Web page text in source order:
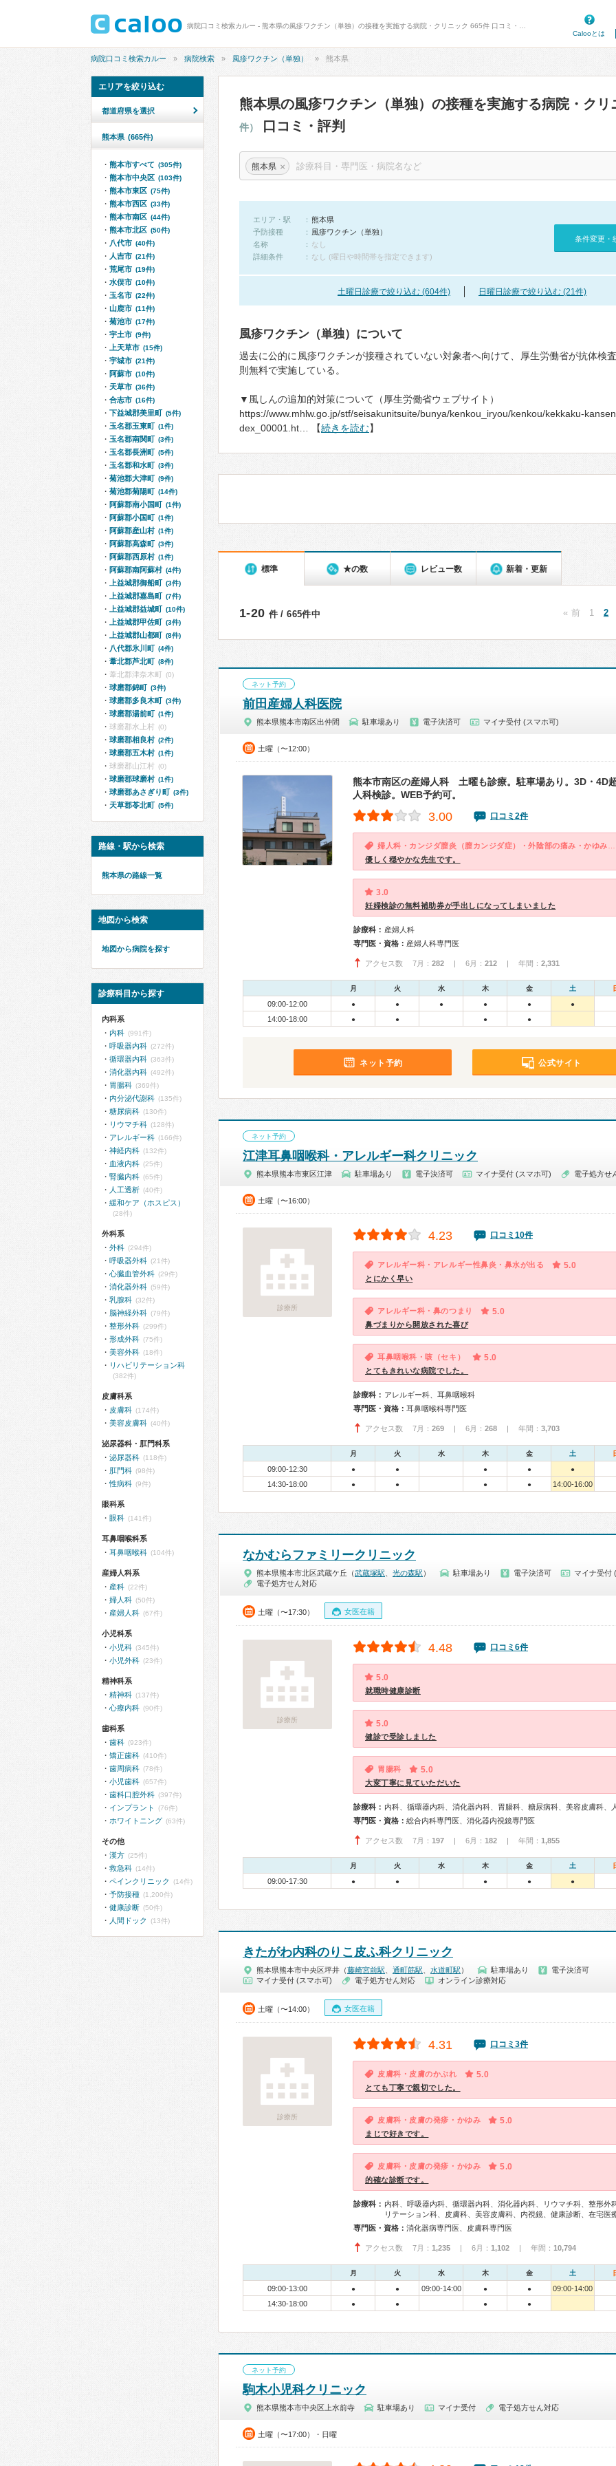
Calooとは
病院口コミ検索カルー 病院検索 風疹ワクチン（単独） 熊本県
熊本県の風疹ワクチン（単独）の接種を実施する病院・ク
件） 口コミ・評判
熊本県 ×
エリア・駅
熊本県
予防接種
風疹ワクチン（単独）
名称
なし
詳細条件
なし (曜日や時間帯を指定できます)
条件変更・
土曜日診療で絞り込む (604件) 日曜日診療で絞り込む (21件)
風疹ワクチン（単独）について
過去に公的に風疹ワクチンが接種されていない対象者へ向けて、厚生労働省が抗体検
則無料で実施している。
▼風しんの追加的対策について（厚生労働省ウェブサイト）
https://www.mhlw.go.jp/stf/seisakunitsuite/bunya/kenkou_iryou/kenkou/kekkaku-
dex_00001.ht… 【続きを読む】
標準 ★の数 レビュー数 新着・更新
1-20 件 / 665件中 « 前 1 2
ネット予約
前田産婦人科医院
熊本県熊本市南区出仲間 駐車場あり 電子決済可 マイナ受付 (スマホ可)
土曜（〜12:00）
熊本市南区の産婦人科 土曜も診療。駐車場あり。3D・4D
人科検診。WEB予約可。
3.00 口コミ2件
優しく穏やかな先生です。
3.0
妊婦検診の無料補助券が手出しになってしまいました
診療科： 産婦人科
専門医・資格： 産婦人科専門医
アクセス数 7月： 282 | 6月： 212 | 年間： 2,331
月 火 水 木 金 土
09:00-12:00 ● ● ● ● ● ●
14:00-18:00 ● ● ● ●
ネット予約 公式サイト
ネット予約
江津耳鼻咽喉科・アレルギー科クリニック
熊本県熊本市東区江津 駐車場あり 電子決済可 マイナ受付 (スマホ可) 電子処方せ
土曜（〜16:00）
診療所
4.23 口コミ10件
アレルギー科・アレルギー性鼻炎・鼻水が出る 5.0
とにかく早い
アレルギー科・鼻のつまり 5.0
鼻づまりから開放された喜び
耳鼻咽喉科・咳（セキ） 5.0
とてもきれいな病院でした。
診療科： アレルギー科、耳鼻咽喉科
専門医・資格： 耳鼻咽喉科専門医
アクセス数 7月： 269 | 6月： 268 | 年間： 3,703
月 火 水 木 金 土
09:00-12:30 ● ● ● ● ●
14:30-18:00 ● ● ● ● 14:00-16:00
なかむらファミリークリニック
熊本県熊本市北区武蔵ケ丘（武蔵塚駅 光の森駅 ） 駐車場あり 電子決済可
マイナ受付
電子処方せん対応
土曜（〜17:30） 女医在籍
診療所
4.48 口コミ6件
5.0
就職時健康診断
5.0
健診で受診しました
胃腸科 5.0
大変丁寧に見ていただいた
診療科： 内科、循環器内科、消化器内科、胃腸科、糖尿病科、美容皮膚科、
専門医・資格： 総合内科専門医、消化器内視鏡専門医
アクセス数 7月： 197 | 6月： 182 | 年間： 1,855
月 火 水 木 金 土
09:00-17:30 ● ● ● ● ●
きたがわ内科のりこ皮ふ科クリニック
熊本県熊本市中央区坪井（藤崎宮前駅 通町筋駅 水道町駅 ） 駐車場あり
電子決済可
マイナ受付 (スマホ可)
電子処方せん対応 オンライン診療対応
土曜（〜14:00） 女医在籍
診療所
4.31 口コミ3件
皮膚科・皮膚のかぶれ 5.0
とても丁寧で親切でした。
皮膚科・皮膚の発疹・かゆみ 5.0
まじで好きです。
皮膚科・皮膚の発疹・かゆみ 5.0
的確な診断です。
診療科： 内科、呼吸器内科、循環器内科、消化器内科、リウマチ科、整形外
リテーション科、皮膚科、美容皮膚科、内視鏡、健康診断、在宅医
専門医・資格： 消化器病専門医、皮膚科専門医
アクセス数 7月： 1,235 | 6月： 1,102 | 年間： 10,794
月 火 水 木 金 土
09:00-13:00 ● ● 09:00-14:00 ● ●
09:00-14:00
14:30-18:00
● ● ● ●
ネット予約
駒木小児科クリニック
熊本県熊本市中央区上水前寺 駐車場あり マイナ受付 電子処方せん対応
土曜（〜17:00）・日曜
エリアを絞り込む
都道府県を選択
熊本県 (665件)
熊本市すべて (305件)
熊本市中央区 (103件)
熊本市東区 (75件)
熊本市西区 (33件)
熊本市南区 (44件)
熊本市北区 (50件)
八代市 (40件)
人吉市 (21件)
荒尾市 (19件)
水俣市 (10件)
玉名市 (22件)
山鹿市 (11件)
菊池市 (17件)
宇土市 (9件)
上天草市 (15件)
宇城市 (21件)
阿蘇市 (10件)
天草市 (36件)
合志市 (16件)
下益城郡美里町 (5件)
玉名郡玉東町 (1件)
玉名郡南関町 (3件)
玉名郡長洲町 (5件)
玉名郡和水町 (3件)
菊池郡大津町 (9件)
菊池郡菊陽町 (14件)
阿蘇郡南小国町 (1件)
阿蘇郡小国町 (1件)
阿蘇郡産山村 (1件)
阿蘇郡高森町 (3件)
阿蘇郡西原村 (1件)
阿蘇郡南阿蘇村 (4件)
上益城郡御船町 (3件)
上益城郡嘉島町 (7件)
上益城郡益城町 (10件)
上益城郡甲佐町 (3件)
上益城郡山都町 (8件)
八代郡氷川町 (4件)
葦北郡芦北町 (8件)
葦北郡津奈木町 (0)
球磨郡錦町 (3件)
球磨郡多良木町 (3件)
球磨郡湯前町 (1件)
球磨郡水上村 (0)
球磨郡相良村 (2件)
球磨郡五木村 (1件)
球磨郡山江村 (0)
球磨郡球磨村 (1件)
球磨郡あさぎり町 (3件)
天草郡苓北町 (5件)
路線・駅から検索
熊本県の路線一覧
地図から検索
地図から病院を探す
診療科目から探す
内科系
内科 (991件)
呼吸器内科 (272件)
循環器内科 (363件)
消化器内科 (492件)
胃腸科 (369件)
内分泌代謝科 (135件)
糖尿病科 (130件)
リウマチ科 (128件)
アレルギー科 (166件)
神経内科 (132件)
血液内科 (25件)
腎臓内科 (65件)
人工透析 (40件)
緩和ケア（ホスピス）
(28件)
外科系
外科 (294件)
呼吸器外科 (21件)
心臓血管外科 (29件)
消化器外科 (59件)
乳腺科 (32件)
脳神経外科 (79件)
整形外科 (299件)
形成外科 (75件)
美容外科 (18件)
リハビリテーション科
(382件)
皮膚科系
皮膚科 (174件)
美容皮膚科 (40件)
泌尿器科・肛門科系
泌尿器科 (118件)
肛門科 (98件)
性病科 (9件)
眼科系
眼科 (141件)
耳鼻咽喉科系
耳鼻咽喉科 (104件)
産婦人科系
産科 (22件)
婦人科 (50件)
産婦人科 (67件)
小児科系
小児科 (345件)
小児外科 (23件)
精神科系
精神科 (137件)
心療内科 (90件)
歯科系
歯科 (923件)
矯正歯科 (410件)
歯周病科 (78件)
小児歯科 (657件)
歯科口腔外科 (397件)
インプラント (76件)
ホワイトニング (63件)
その他
漢方 (25件)
救急科 (14件)
ペインクリニック (14件)
予防接種 (1,200件)
健康診断 (50件)
人間ドック (13件)